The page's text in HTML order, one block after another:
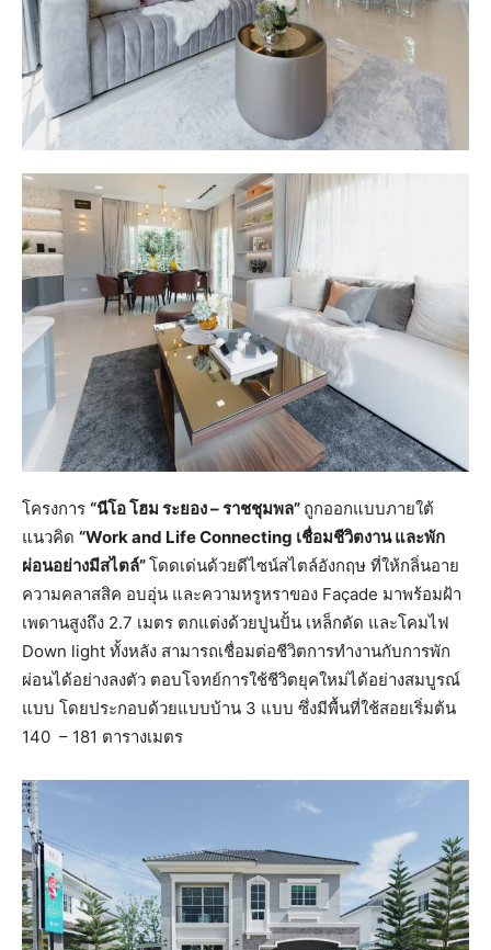
โครงการ “นีโอ โฮม ระยอง – ราชชุมพล” ถูกออกแบบภายใต้
แนวคิด “Work and Life Connecting เชื่อมชีวิตงาน และพัก
ผ่อนอย่างมีสไตล์”โดดเด่นด้วยดีไซน์สไตล์อังกฤษ ที่ให้กลิ่นอาย
ความคลาสสิค อบอุ่น และความหรูหราของ Façade มาพร้อมฝ้า
เพดานสูงถึง 2.7 เมตร ตกแต่งด้วยปูนปั้น เหล็กดัด และโคมไฟ
Down light ทั้งหลัง สามารถเชื่อมต่อชีวิตการทำงานกับการพัก
ผ่อนได้อย่างลงตัว ตอบโจทย์การใช้ชีวิตยุคใหม่ได้อย่างสมบูรณ์
แบบ โดยประกอบด้วยแบบบ้าน 3 แบบ ซึ่งมีพื้นที่ใช้สอยเริ่มต้น
140 – 181 ตารางเมตร